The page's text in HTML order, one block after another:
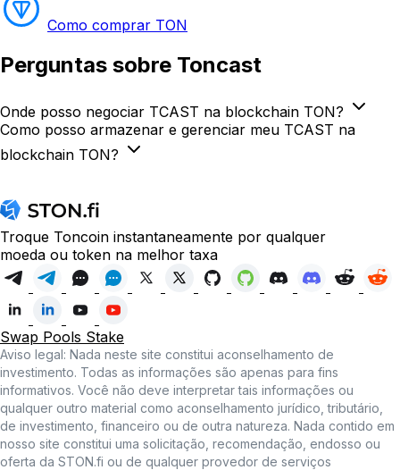
Como comprar TON
Perguntas sobre Toncast
Onde posso negociar TCAST na blockchain TON?
Como posso armazenar e gerenciar meu TCAST na
blockchain TON?
Troque Toncoin instantaneamente por qualquer
moeda ou token na melhor taxa
Swap Pools Stake
Aviso legal: Nada neste site constitui aconselhamento de
investimento. Todas as informações são apenas para fins
informativos. Você não deve interpretar tais informações ou
qualquer outro material como aconselhamento jurídico, tributário,
de investimento, financeiro ou de outra natureza. Nada contido em
nosso site constitui uma solicitação, recomendação, endosso ou
oferta da STON.fi ou de qualquer provedor de serviços